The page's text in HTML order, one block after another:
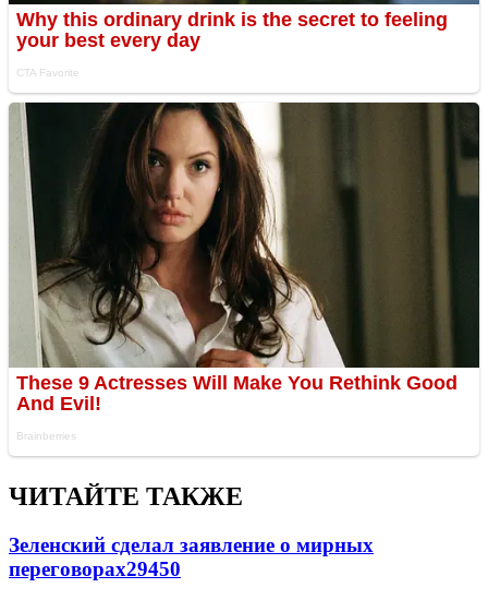
ЧИТАЙТЕ ТАКЖЕ
Зеленский сделал заявление о мирных
переговорах29450